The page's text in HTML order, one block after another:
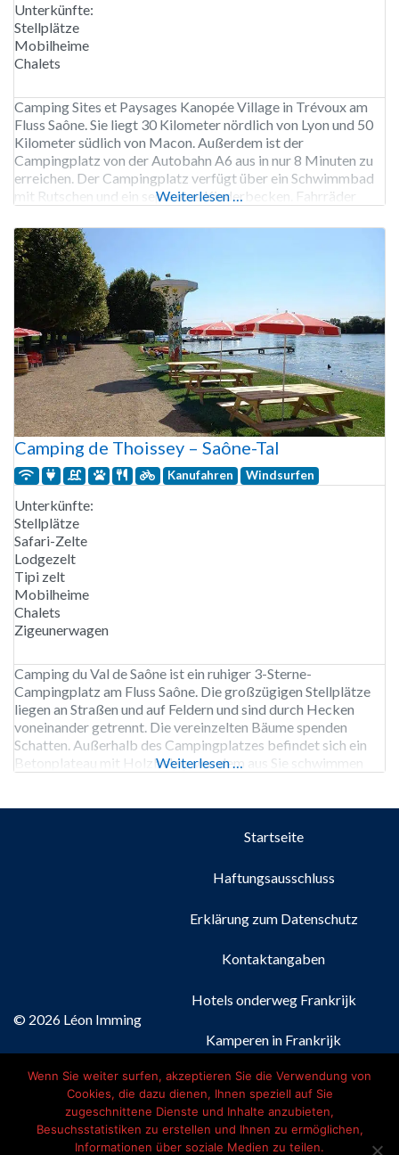
Unterkünfte:
Stellplätze
Mobilheime
Chalets
Camping Sites et Paysages Kanopée Village in Trévoux am
Fluss Saône. Sie liegt 30 Kilometer nördlich von Lyon und 50
Kilometer südlich von Macon. Außerdem ist der
Campingplatz von der Autobahn A6 aus in nur 8 Minuten zu
erreichen. Der Campingplatz verfügt über ein Schwimmbad
mit Rutschen und ein separates Kinderbecken. Fahrräder
Weiterlesen …
Camping de Thoissey – Saône-Tal
Kanufahren Windsurfen
Unterkünfte:
Stellplätze
Safari-Zelte
Lodgezelt
Tipi zelt
Mobilheime
Chalets
Zigeunerwagen
Camping du Val de Saône ist ein ruhiger 3-Sterne-
Campingplatz am Fluss Saône. Die großzügigen Stellplätze
liegen an Straßen und auf Feldern und sind durch Hecken
voneinander getrennt. Die vereinzelten Bäume spenden
Schatten. Außerhalb des Campingplatzes befindet sich ein
Betonplateau mit Holzbelag, von dem aus Sie schwimmen
Weiterlesen …
© 2026 Léon Imming
Startseite
Haftungsausschluss
Erklärung zum Datenschutz
Kontaktangaben
Hotels onderweg Frankrijk
Kamperen in Frankrijk
Nederlands( Niederländisch)
Français (Französisch
Wenn Sie weiter surfen, akzeptieren Sie die Verwendung von
Cookies, die dazu dienen, Ihnen speziell auf Sie
zugeschnittene Dienste und Inhalte anzubieten,
Besuchsstatistiken zu erstellen und Ihnen zu ermöglichen,
Informationen über soziale Medien zu teilen.